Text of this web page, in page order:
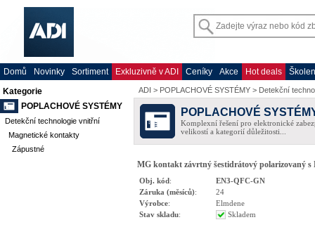
Domů Novinky Sortiment Exkluzivně v ADI Ceníky Akce Hot deals
Kategorie
POPLACHOVÉ SYSTÉMY
Detekční technologie vnitřní
Magnetické kontakty
Zápustné
ADI > POPLACHOVÉ SYSTÉMY > Detekční
POPLACHOVÉ
Komplexní řešení pro elektronické
velikostí a kategorií důležitosti...
MG kontakt závrtný šestidrátový polarizovaný s
Obj. kód:
EN3-QFC-GN
Záruka (měsíců):
24
Výrobce:
Elmdene
Stav skladu: Skladem